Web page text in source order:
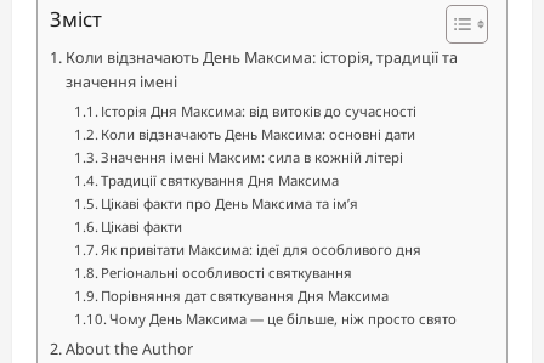
Зміст
Коли відзначають День Максима: історія, традиції та
значення імені
Історія Дня Максима: від витоків до сучасності
Коли відзначають День Максима: основні дати
Значення імені Максим: сила в кожній літері
Традиції святкування Дня Максима
Цікаві факти про День Максима та ім’я
Цікаві факти
Як привітати Максима: ідеї для особливого дня
Регіональні особливості святкування
Порівняння дат святкування Дня Максима
Чому День Максима — це більше, ніж просто свято
About the Author